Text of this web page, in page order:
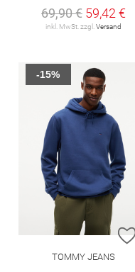
69,90 € 59,42 €
inkl. MwSt. zzgl. Versand
TOMMY JEANS
-15%